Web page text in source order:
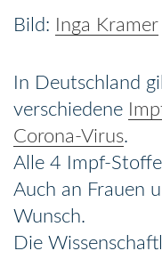
Inga Kramer
In Deutschland
verschiedene
Corona-Virus.
Alle 4 Impf-
Auch an Frauen
Wunsch.
Die